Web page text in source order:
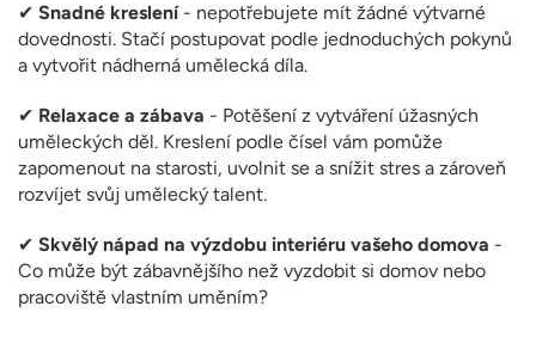
✔ Snadné kreslení- nepotřebujete mít žádné výtvarné
dovednosti. Stačí postupovat podle jednoduchých pokynů
a vytvořit nádherná umělecká díla.
✔ Relaxace a zábava - Potěšení z vytváření úžasných
uměleckých děl. Kreslení podle čísel vám pomůže
zapomenout na starosti, uvolnit se a snížit stres a zároveň
rozvíjet svůj umělecký talent.
✔ Skvělý nápad na výzdobu interiéru vašeho domova -
Co může být zábavnějšího než vyzdobit si domov nebo
pracoviště vlastním uměním?